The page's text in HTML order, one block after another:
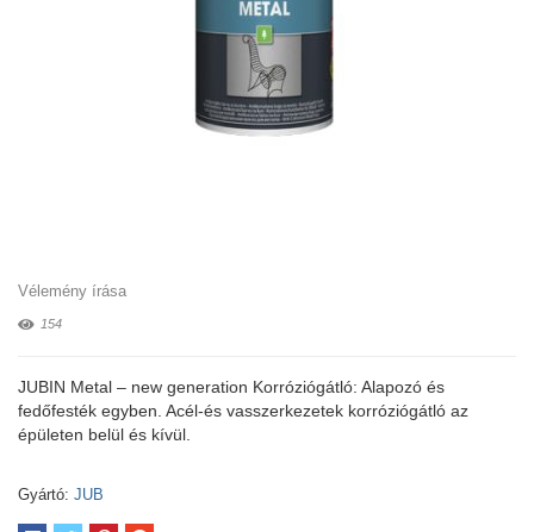
Vélemény írása
154
JUBIN Metal – new generation Korróziógátló: Alapozó és
fedőfesték egyben. Acél-és vasszerkezetek korróziógátló az
épületen belül és kívül.
Gyártó: JUB